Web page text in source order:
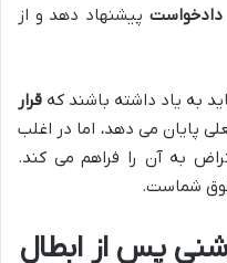
دادخواست پیشنهاد دهد و از
به یاد داشته باشند که قرار
پایان می دهد، اما در اغلب
به آن را فراهم می کند.
شماست.
پس از ابطال